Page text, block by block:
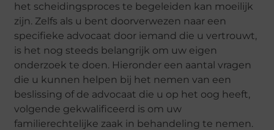
het scheidingsproces te begeleiden kan moeilijk
zijn. Zelfs als u bent doorverwezen naar een
specifieke advocaat door iemand die u vertrouwt,
is het nog steeds belangrijk om uw eigen
onderzoek te doen. Hieronder een aantal vragen
die u kunnen helpen bij het nemen van een
beslissing of de advocaat die u op het oog heeft,
volgende gekwalificeerd is om uw
familierechtelijke zaak in behandeling te nemen.